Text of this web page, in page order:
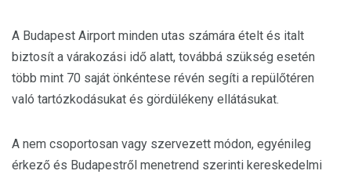
A Budapest Airport minden utas számára ételt és italt
biztosít a várakozási idő alatt, továbbá szükség esetén
több mint 70 saját önkéntese révén segíti a repülőtéren
való tartózkodásukat és gördülékeny ellátásukat.
A nem csoportosan vagy szervezett módon, egyénileg
érkező és Budapestről menetrend szerinti kereskedelmi